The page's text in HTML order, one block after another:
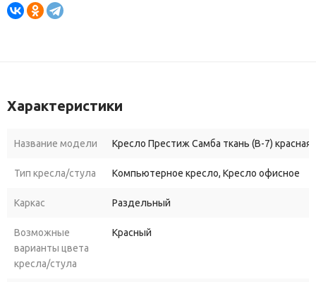
Характеристики
Название модели Кресло Престиж Самба ткань (В-7) красная
Тип кресла/стула Компьютерное кресло, Кресло офисное
Каркас Раздельный
Возможные
варианты цвета
кресла/стула
Красный